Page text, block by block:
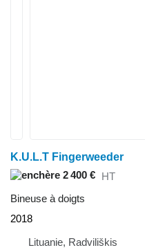
K.U.L.T Fingerweeder
2 400 € HT
Bineuse à doigts
2018
Lituanie, Radviliškis